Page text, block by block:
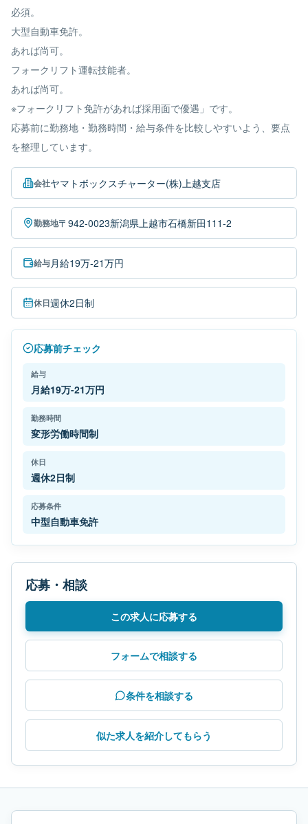
必須。
大型自動車免許。
あれば尚可。
フォークリフト運転技能者。
あれば尚可。
※フォークリフト免許があれば採用面で優遇」です。
応募前に勤務地・勤務時間・給与条件を比較しやすいよう、要点
を整理しています。
会社ヤマトボックスチャーター(株)上越支店
勤務地〒942-0023新潟県上越市石橋新田111-2
給与月給19万-21万円
休日週休2日制
応募前チェック
給与
月給19万-21万円
勤務時間
変形労働時間制
休日
週休2日制
応募条件
中型自動車免許
応募・相談
この求人に応募する
フォームで相談する
条件を相談する
似た求人を紹介してもらう